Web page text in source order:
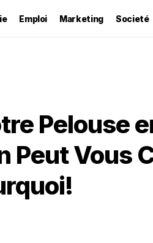
Emploi Marketing Societé
Pelouse
Peut Vous